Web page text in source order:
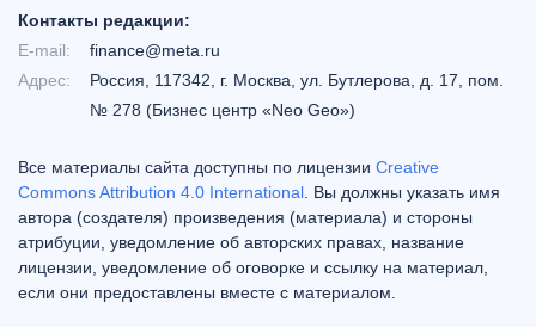
Контакты редакции:
E-mail:
finance@meta.ru
Адрес:
Россия, 117342, г. Москва, ул. Бутлерова, д. 17, пом.
№ 278 (Бизнес центр «Neo Geo»)
Все материалы сайта доступны по лицензии Creative
Commons Attribution 4.0 International. Вы должны указать имя
автора (создателя) произведения (материала) и стороны
атрибуции, уведомление об авторских правах, название
лицензии, уведомление об оговорке и ссылку на материал,
если они предоставлены вместе с материалом.